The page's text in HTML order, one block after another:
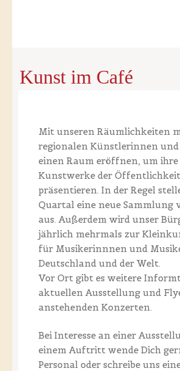
Kunst im Café
Mit unseren Räumlichkeiten
regionalen Künstlerinnen
einen Raum eröffnen, um ihre
Kunstwerke der
präsentieren. In der Regel
Quartal eine neue Sammlung
aus. Außerdem wird unser
jährlich mehrmals zur
für Musikerinnnen und
Deutschland und der Welt.
Vor Ort gibt es weitere
aktuellen Ausstellung und
anstehenden Konzerten.
Bei Interesse an einer
einem Auftritt wende Dich
Personal oder schreibe uns